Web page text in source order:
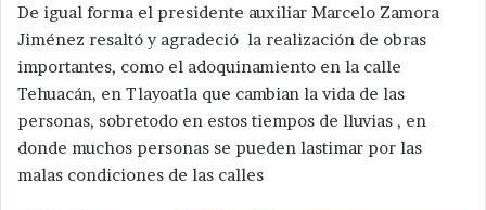
De igual forma el presidente auxiliar Marcelo Zamora
Jiménez resaltó y agradeció la realización de obras
importantes, como el adoquinamiento en la calle
Tehuacán, en Tlayoatla que cambian la vida de las
personas, sobretodo en estos tiempos de lluvias , en
donde muchos personas se pueden lastimar por las
malas condiciones de las calles